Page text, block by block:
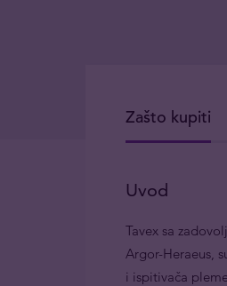
Zašto kupiti
Uvod
Tavex sa
Argor-Heraeus,
i ispitivača